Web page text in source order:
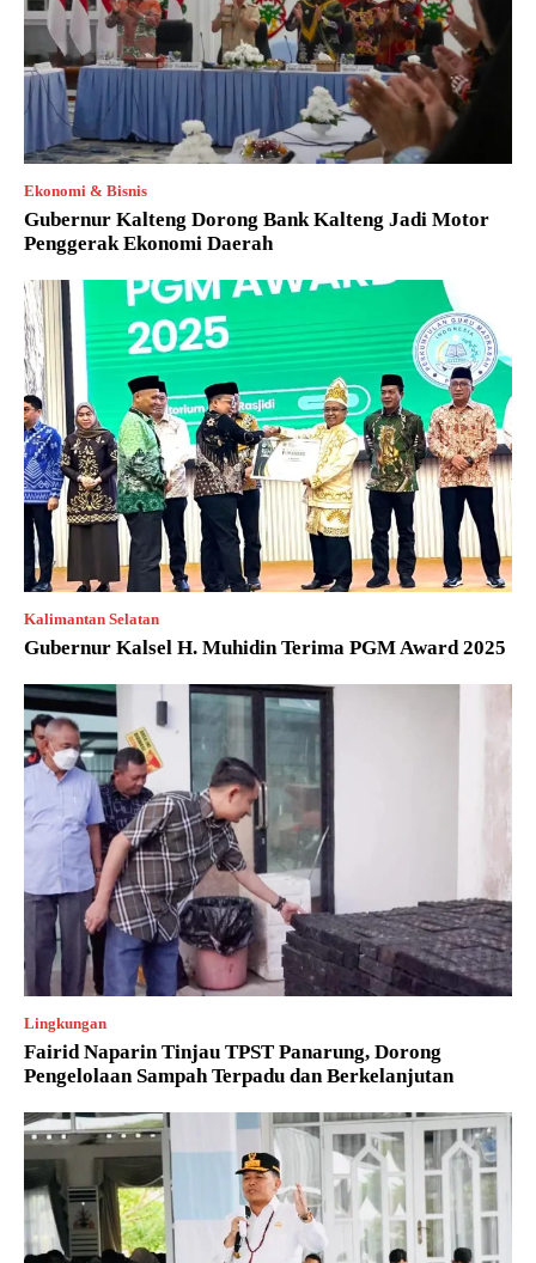
Ekonomi & Bisnis
Gubernur Kalteng Dorong Bank Kalteng Jadi Motor
Penggerak Ekonomi Daerah
Kalimantan Selatan
Gubernur Kalsel H. Muhidin Terima PGM Award 2025
Lingkungan
Fairid Naparin Tinjau TPST Panarung, Dorong
Pengelolaan Sampah Terpadu dan Berkelanjutan